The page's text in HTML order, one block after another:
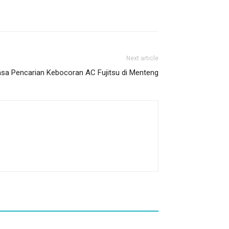
Next article
Pencarian Kebocoran AC Fujitsu di Menteng